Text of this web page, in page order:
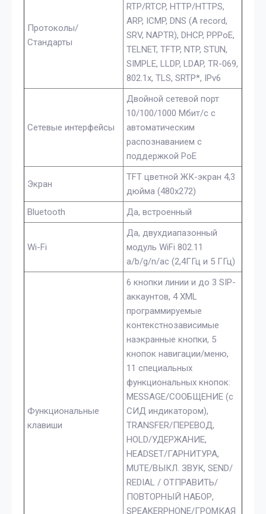
Протоколы/
Стандарты
RTP/RTCP, HTTP/HTTPS,
ARP, ICMP, DNS (A record,
SRV, NAPTR), DHCP, PPPoE,
TELNET, TFTP, NTP, STUN,
SIMPLE, LLDP, LDAP, TR-069,
802.1x, TLS, SRTP*, IPv6
Сетевые интерфейсы
Двойной сетевой порт
10/100/1000 Мбит/с с
автоматическим
распознаванием с
поддержкой PoE
Экран
TFT цветной ЖК-экран 4,3
дюйма (480x272)
Bluetooth
Да, встроенный
Wi-Fi
Да, двухдиапазонный
модуль WiFi 802.11
a/b/g/n/ac (2,4ГГц и 5 ГГц)
Функциональные
клавиши
6 кнопки линии и до 3 SIP-
аккаунтов, 4 XML
программируемые
контекстнозависимые
наэкранные кнопки, 5
кнопок навигации/меню,
11 специальных
функциональных кнопок:
MESSAGE/СООБЩЕНИЕ (с
СИД индикатором),
TRANSFER/ПЕРЕВОД,
HOLD/УДЕРЖАНИЕ,
HEADSET/ГАРНИТУРА,
MUTE/ВЫКЛ. ЗВУК, SEND/
REDIAL / ОТПРАВИТЬ/
ПОВТОРНЫЙ НАБОР,
SPEAKERPHONE/ГРОМКАЯ